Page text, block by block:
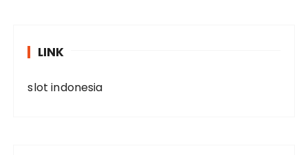
LINK
slot indonesia